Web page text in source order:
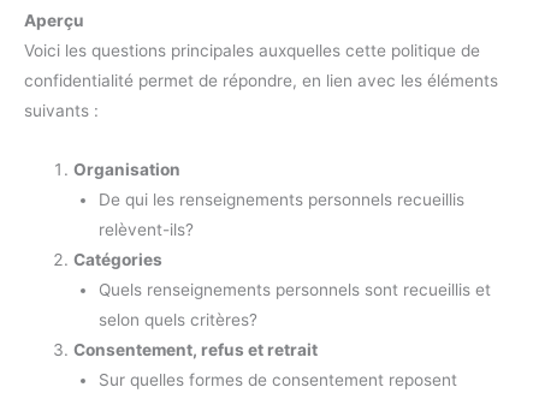
Aperçu
Voici les questions principales auxquelles cette politique de
confidentialité permet de répondre, en lien avec les éléments
suivants :
Organisation
De qui les renseignements personnels recueillis
relèvent-ils?
Catégories
Quels renseignements personnels sont recueillis et
selon quels critères?
Consentement, refus et retrait
Sur quelles formes de consentement reposent